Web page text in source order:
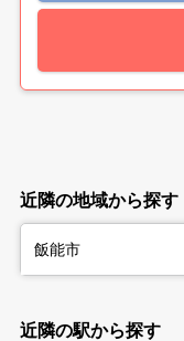
近隣の地域から探す
飯能市
近隣の駅から探す